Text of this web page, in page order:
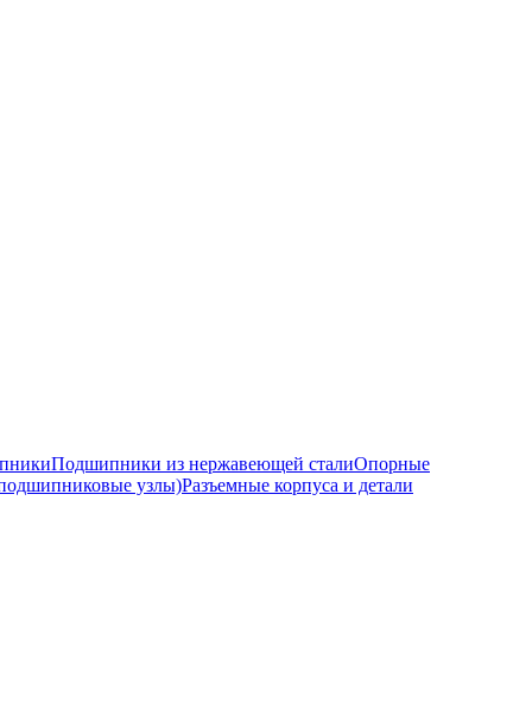
Подшипники из нержавеющей сталиОпорные
узлы)Разъемные корпуса и детали